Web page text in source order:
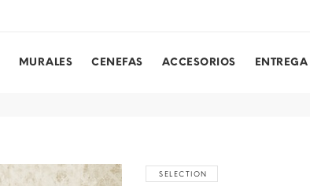
MURALES CENEFAS ACCESORIOS
SELECTION